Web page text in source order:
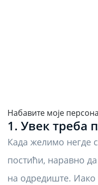
Набавите моје
1. Увек треба
Када желимо негде
постићи, наравно
на одредиште.